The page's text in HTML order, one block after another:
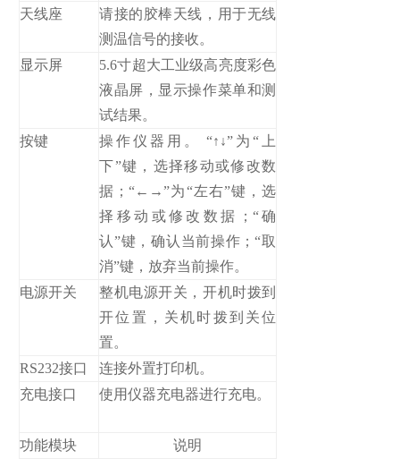
天线座
请接的胶棒天线，用于无线
测温信号的接收。
显示屏
5.6寸超大工业级高亮度彩色
液晶屏，显示操作菜单和测
试结果。
按键
操作仪器用。 “↑↓”为“上
下”键，选择移动或修改数
据；“←→”为“左右”键，选
择移动或修改数据；“确
认”键，确认当前操作；“取
消”键，放弃当前操作。
电源开关
整机电源开关，开机时拨到
开位置，关机时拨到关位
置。
RS232接口
连接外置打印机。
充电接口
使用仪器充电器进行充电。
功能模块
说明